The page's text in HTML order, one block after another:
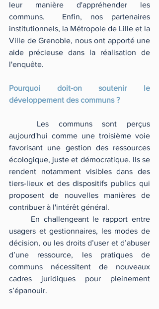
leur manière d'appréhender les
communs.  Enfin, nos partenaires
institutionnels, la Métropole de Lille et la
Ville de Grenoble, nous ont apporté une
aide précieuse dans la réalisation de
l'enquête.
Pourquoi doit-on soutenir le
développement des communs ?
aujourd'hui comme une troisième voie
favorisant une gestion des ressources
écologique, juste et démocratique. Ils se
rendent notamment visibles dans des
tiers-lieux et des dispositifs publics qui
proposent de nouvelles manières de
contribuer à l'intérêt général.
usagers et gestionnaires, les modes de
décision, ou les droits d’user et d’abuser
d’une ressource, les pratiques de
communs nécessitent de nouveaux
cadres juridiques pour pleinement
s’épanouir.